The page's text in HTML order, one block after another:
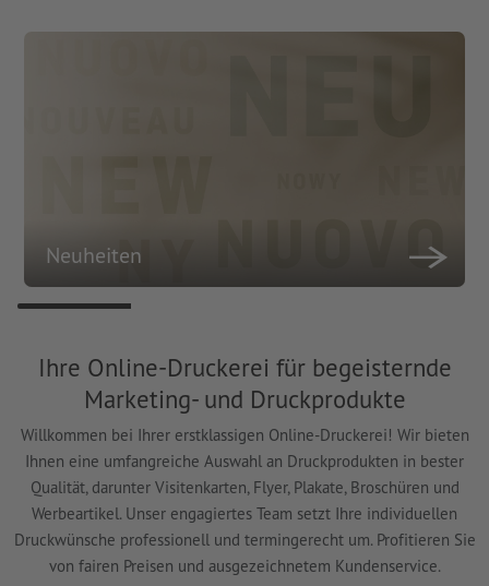
Ihre Online-Druckerei für begeisternde
Marketing- und Druckprodukte
Willkommen bei Ihrer erstklassigen Online-Druckerei! Wir bieten
Ihnen eine umfangreiche Auswahl an Druckprodukten in bester
Qualität, darunter Visitenkarten, Flyer, Plakate, Broschüren und
Werbeartikel. Unser engagiertes Team setzt Ihre individuellen
Druckwünsche professionell und termingerecht um. Profitieren Sie
von fairen Preisen und ausgezeichnetem Kundenservice.
Neuheiten